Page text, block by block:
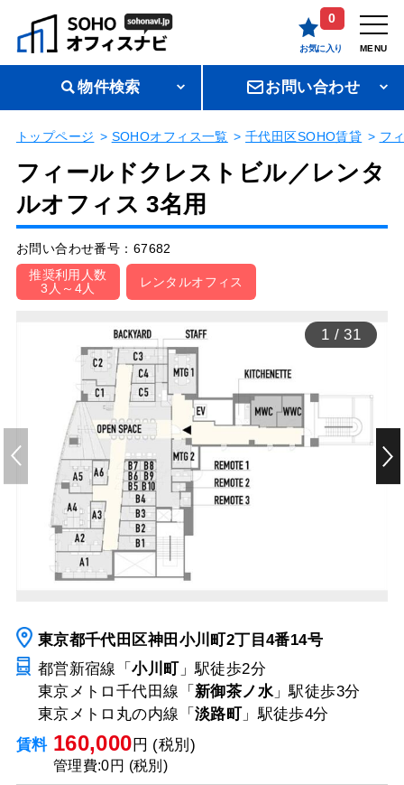
0
お気に入り MENU
物件検索 お問い合わせ
トップページ SOHOオフィス一覧 千代田区SOHO賃貸 フ
フィールドクレストビル／レンタ
ルオフィス 3名用
お問い合わせ番号：67682
推奨利用人数
3人～4人
レンタルオフィス
1 /31
東京都千代田区神田小川町2丁目4番14号
都営新宿線「小川町 」駅徒歩2分
東京メトロ千代田線「 新御茶ノ水」駅徒歩3分
東京メトロ丸の内線「 淡路町 」駅徒歩4分
賃料 160,000 円 (税別)
管理費:0円 (税別)